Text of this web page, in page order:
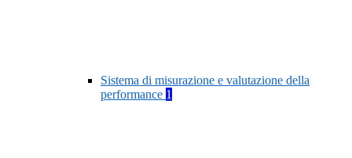
Sistema di misurazione e valutazione della
performance 1